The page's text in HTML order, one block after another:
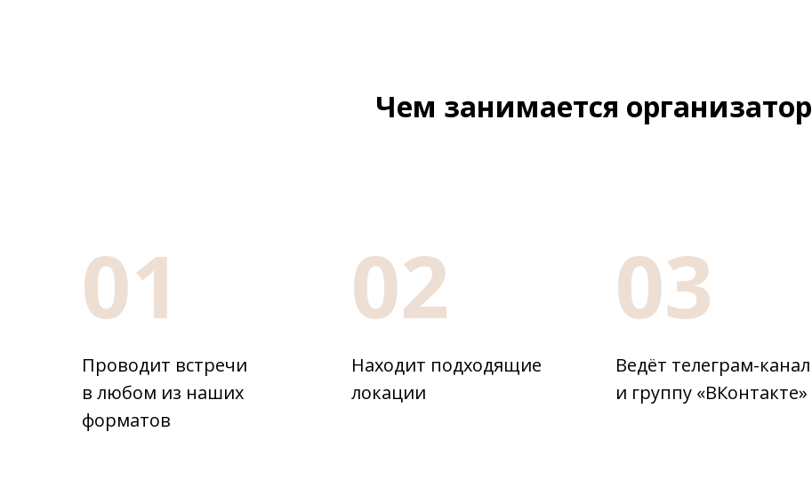
01
Проводит встречи
в любом из наших
форматов
02
Находит подходящие
локации
03
Ведёт телеграм-канал
и группу «ВКонтакте»
Чем занимается организатор